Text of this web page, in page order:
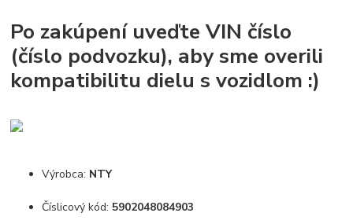
Po zakúpení uveďte VIN číslo
(číslo podvozku), aby sme overili
kompatibilitu dielu s vozidlom :)
Výrobca: NTY
Číslicový kód: 5902048084903